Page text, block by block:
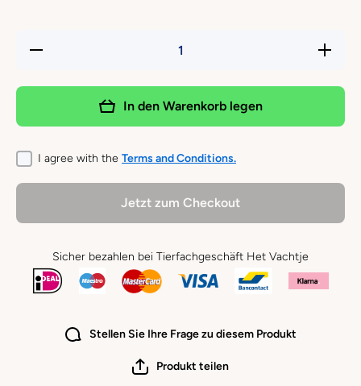
Verringere
Erhöhe
&amp;
- SOFTY
In den Warenkorb legen
I agree with the Terms and Conditions.
Jetzt zum Checkout
Sicher bezahlen bei Tierfachgeschäft Het Vachtje
Stellen Sie Ihre Frage zu diesem Produkt
Produkt teilen